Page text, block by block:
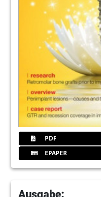
PDF
EPAPER
Ausgabe: